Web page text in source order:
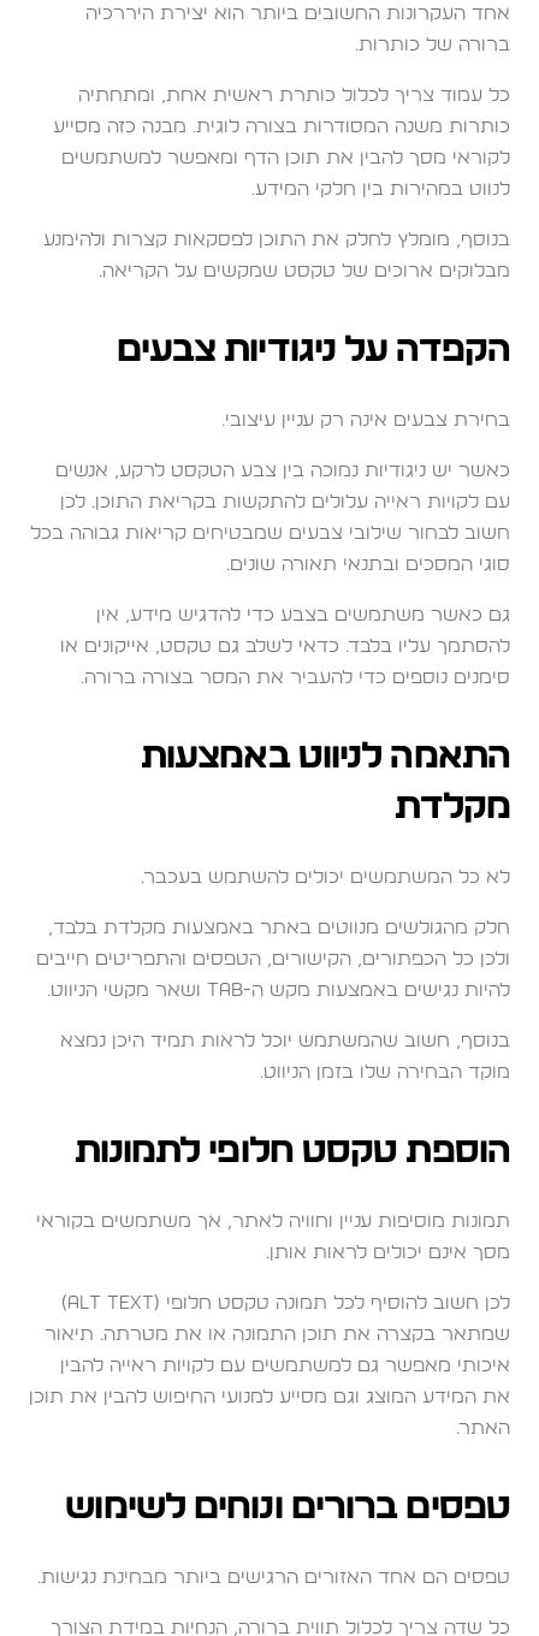
אחד העקרונות החשובים ביותר הוא יצירת היררכיה
ברורה של כותרות.
כל עמוד צריך לכלול כותרת ראשית אחת, ומתחתיה
כותרות משנה המסודרות בצורה לוגית. מבנה כזה מסייע
לקוראי מסך להבין את תוכן הדף ומאפשר למשתמשים
לנווט במהירות בין חלקי המידע.
בנוסף, מומלץ לחלק את התוכן לפסקאות קצרות ולהימנע
מבלוקים ארוכים של טקסט שמקשים על הקריאה.
הקפדה על ניגודיות צבעים
בחירת צבעים אינה רק עניין עיצובי.
כאשר יש ניגודיות נמוכה בין צבע הטקסט לרקע, אנשים
עם לקויות ראייה עלולים להתקשות בקריאת התוכן. לכן
חשוב לבחור שילובי צבעים שמבטיחים קריאות גבוהה בכל
סוגי המסכים ובתנאי תאורה שונים.
גם כאשר משתמשים בצבע כדי להדגיש מידע, אין
להסתמך עליו בלבד. כדאי לשלב גם טקסט, אייקונים או
סימנים נוספים כדי להעביר את המסר בצורה ברורה.
התאמה לניווט באמצעות
מקלדת
לא כל המשתמשים יכולים להשתמש בעכבר.
חלק מהגולשים מנווטים באתר באמצעות מקלדת בלבד,
ולכן כל הכפתורים, הקישורים, הטפסים והתפריטים חייבים
להיות נגישים באמצעות מקש ה-Tab ושאר מקשי הניווט.
בנוסף, חשוב שהמשתמש יוכל לראות תמיד היכן נמצא
מוקד הבחירה שלו בזמן הניווט.
הוספת טקסט חלופי לתמונות
תמונות מוסיפות עניין וחוויה לאתר, אך משתמשים בקוראי
מסך אינם יכולים לראות אותן.
לכן חשוב להוסיף לכל תמונה טקסט חלופי (Alt Text)
שמתאר בקצרה את תוכן התמונה או את מטרתה. תיאור
איכותי מאפשר גם למשתמשים עם לקויות ראייה להבין
את המידע המוצג וגם מסייע למנועי החיפוש להבין את תוכן
האתר.
טפסים ברורים ונוחים לשימוש
טפסים הם אחד האזורים הרגישים ביותר מבחינת נגישות.
כל שדה צריך לכלול תווית ברורה, הנחיות במידת הצורך